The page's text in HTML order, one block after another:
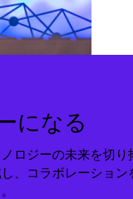
になる
ロジーの未来を切
、コラボレーショ